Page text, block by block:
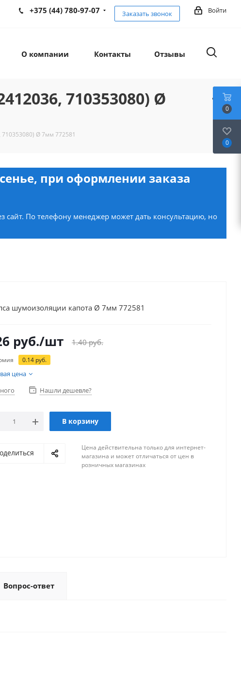
Войти
+375 (44) 780-97-07 Заказать звонок
О компании Контакты Отзывы
710353080) Ø
Ø 7мм 772581
при оформлении заказа
сайт. По телефону менеджер может дать консультацию, но
шумоизоляции капота Ø 7мм 772581
руб./шт 1.40руб.
0.14 руб.
цена
Нашли дешевле?
В корзину
Цена действительна только для интернет-
магазина и может отличаться от цен в
розничных магазинах
Вопрос-ответ
0
0